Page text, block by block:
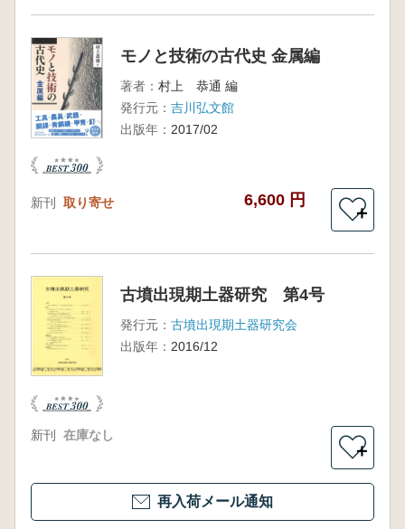
モノと技術の古代史 金属編
著者： 村上 恭通 編
発行元： 吉川弘文館
出版年： 2017/02
新刊 取り寄せ 6,600 円
＋
古墳出現期土器研究 第4号
発行元： 古墳出現期土器研究会
出版年： 2016/12
新刊 在庫なし
＋
再入荷メール通知